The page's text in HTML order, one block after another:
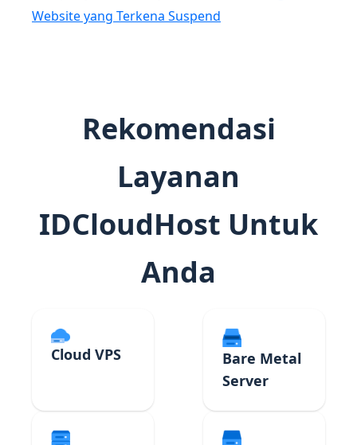
Website yang Terkena Suspend
Rekomendasi
Layanan
IDCloudHost Untuk
Anda
Cloud VPS
Bare Metal
Server